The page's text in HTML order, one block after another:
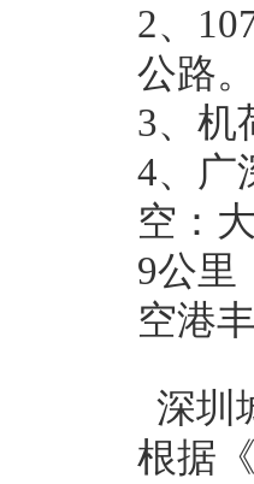
2、
公路
3、机
4、广
空：
9公里
空港
深圳
根据